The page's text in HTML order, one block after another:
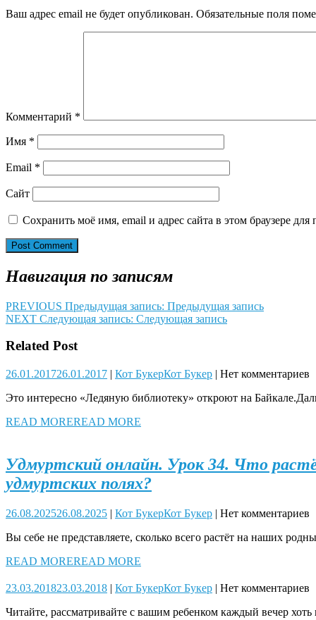
Ваш адрес email не будет опубликован. Обязательные поля
Комментарий *
Имя *
Email *
Сайт
Сохранить моё имя, email и адрес сайта в этом браузере
Навигация по записям
PREVIOUS Предыдущая запись: Предыдущая запись
NEXT Следующая запись: Следующая запись
Related Post
26.01.201726.01.2017 | Кот БукерКот Букер | Нет комментариев
Это интересно «Ледяную библиотеку» откроют на
READ MOREREAD MORE
Удмуртский онлайн. Урок 34. Что
удмуртских полях?
26.08.202526.08.2025 | Кот БукерКот Букер | Нет комментариев
Вы себе не представляете, сколько всего растёт на наших
READ MOREREAD MORE
23.03.201823.03.2018 | Кот БукерКот Букер | Нет комментариев
Читайте, рассматривайте с вашим ребенком каждый вечер